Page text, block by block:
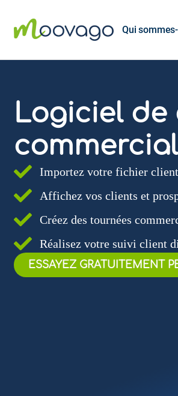
Qui
Logiciel
Importez votre fichier
Affichez vos clients et
Créez des tournées
Réalisez votre suivi client
ESSAYEZ GRATUITEMENT